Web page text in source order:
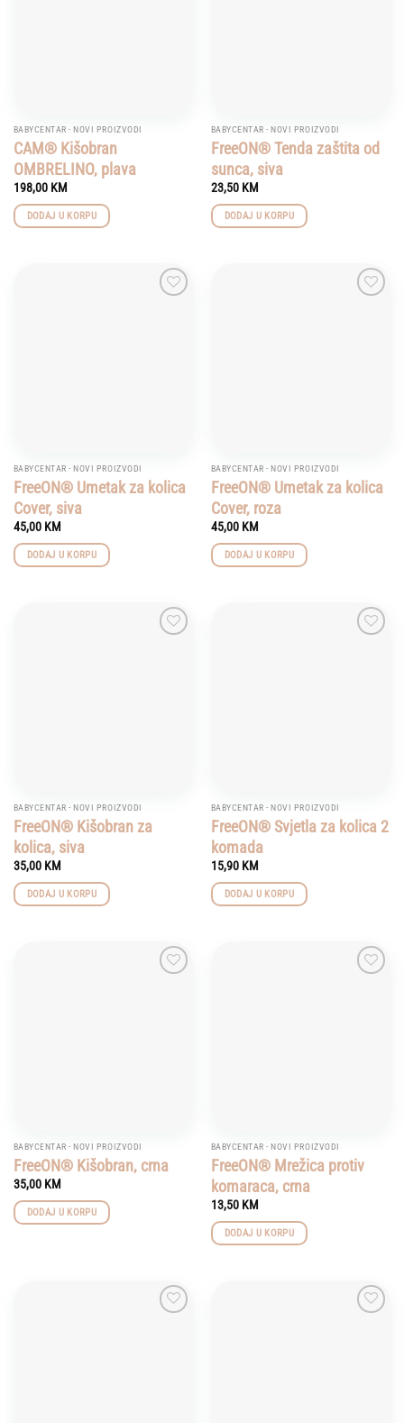
BABYCENTAR - NOVI PROIZVODI
CAM® Kišobran
OMBRELINO, plava
198,00 KM
DODAJ U KORPU
BABYCENTAR - NOVI PROIZVODI
FreeON® Tenda zaštita od
sunca, siva
23,50 KM
DODAJ U KORPU
BABYCENTAR - NOVI PROIZVODI
FreeON® Umetak za kolica
Cover, siva
45,00 KM
DODAJ U KORPU
BABYCENTAR - NOVI PROIZVODI
FreeON® Umetak za kolica
Cover, roza
45,00 KM
DODAJ U KORPU
BABYCENTAR - NOVI PROIZVODI
FreeON® Kišobran za
kolica, siva
35,00 KM
DODAJ U KORPU
BABYCENTAR - NOVI PROIZVODI
FreeON® Svjetla za kolica 2
komada
15,90 KM
DODAJ U KORPU
BABYCENTAR - NOVI PROIZVODI
FreeON® Kišobran, crna
35,00 KM
DODAJ U KORPU
BABYCENTAR - NOVI PROIZVODI
FreeON® Mrežica protiv
komaraca, crna
13,50 KM
DODAJ U KORPU